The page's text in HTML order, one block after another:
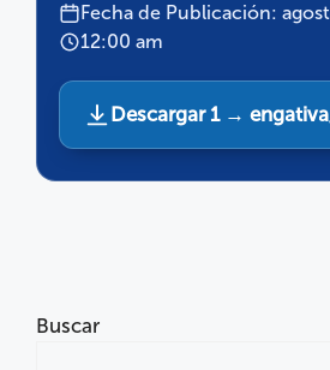
Fecha de Publicación:
12:00 am
Descargar 1 →
Buscar